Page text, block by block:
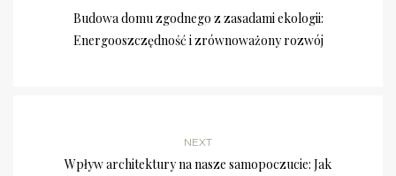
Budowa domu zgodnego z zasadami ekologii:
Energooszczędność i zrównoważony rozwój
NEXT
Wpływ architektury na nasze samopoczucie: Jak